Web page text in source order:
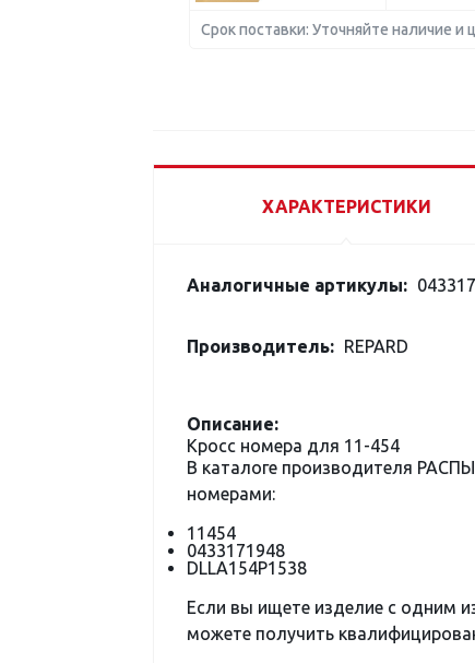
Срок поставки: Уточняйте наличие и
ХАРАКТЕРИСТИКИ
Аналогичные артикулы:
Производитель: REPARD
Описание:
Кросс номера для 11-454
В каталоге производителя
номерами:
11454
0433171948
DLLA154P1538
Если вы ищете изделие с одним
можете получить